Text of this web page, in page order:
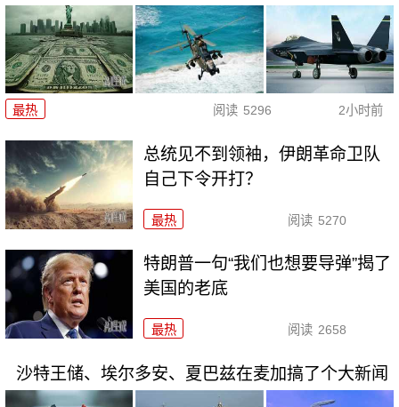
最热 阅读 5296 2小时前
总统见不到领袖，伊朗革命卫队
自己下令开打？
最热 阅读 5270
特朗普一句“我们也想要导弹”揭了
美国的老底
最热 阅读 2658
沙特王储、埃尔多安、夏巴兹在麦加搞了个大新闻